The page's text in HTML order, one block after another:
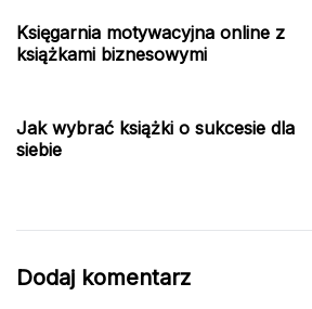
Księgarnia motywacyjna online z
książkami biznesowymi
Jak wybrać książki o sukcesie dla
siebie
Dodaj komentarz